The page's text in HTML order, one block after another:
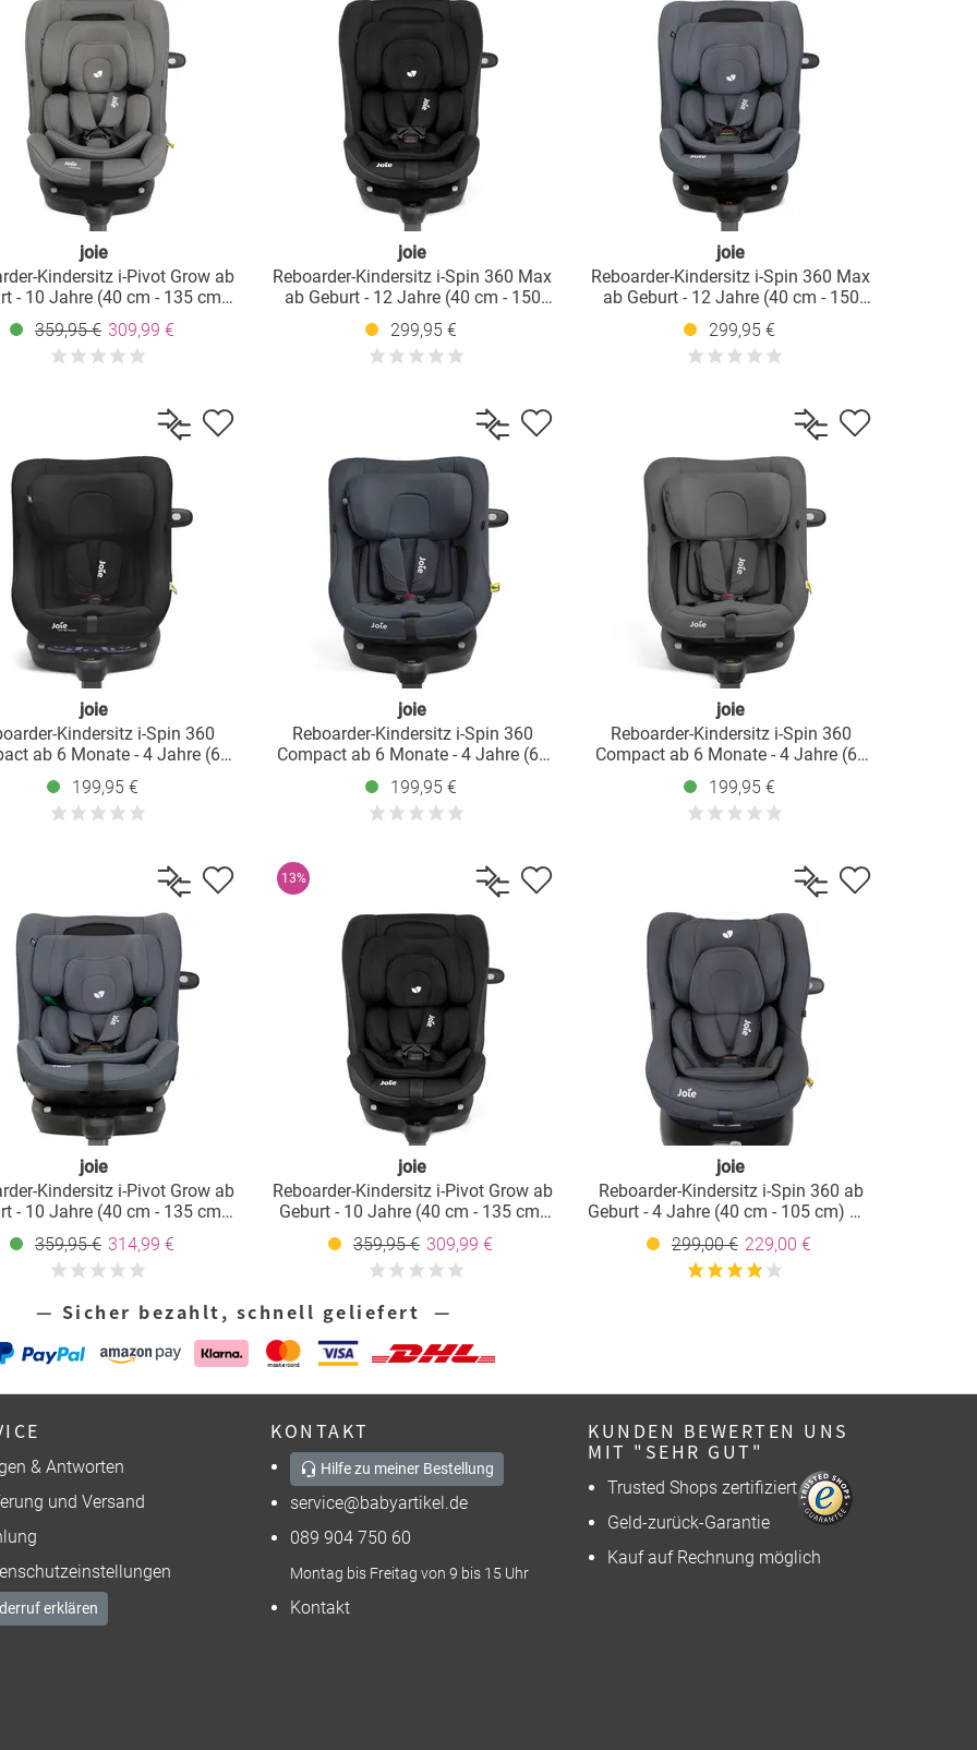
joie
Kindersitz i-Pivot Grow ab
- 10 Jahre (40 cm - 135 cm)
Basis & Sitzverkleinerer -
Thunder
359,95 € 309,99 €
joie
Reboarder-Kindersitz i-Spin 360 Max
ab Geburt - 12 Jahre (40 cm - 150
cm) mit Isofix-Basis & Sitzverkleinerer
- Raven
299,95 €
joie
Reboarder-Kindersitz i-Spin 360 Max
ab Geburt - 12 Jahre (40 cm - 150
cm) mit Isofix-Basis & Sitzverkleinerer
- Moonlight
299,95 €
joie
Kindersitz i-Spin 360
ab 6 Monate - 4 Jahre (61
cm) mit Isofix-Basis - Raven
199,95 €
joie
Reboarder-Kindersitz i-Spin 360
Compact ab 6 Monate - 4 Jahre (61
cm - 105 cm) mit Isofix-Basis -
Lagoon
199,95 €
joie
Reboarder-Kindersitz i-Spin 360
Compact ab 6 Monate - 4 Jahre (61
cm - 105 cm) mit Isofix-Basis -
Thunder
199,95 €
joie
Kindersitz i-Pivot Grow ab
- 10 Jahre (40 cm - 135 cm)
Basis & Sitzverkleinerer -
Moonlight
359,95 € 314,99 €
13%
joie
Reboarder-Kindersitz i-Pivot Grow ab
Geburt - 10 Jahre (40 cm - 135 cm)
mit Isofix-Basis & Sitzverkleinerer -
Shale
359,95 € 309,99 €
joie
Reboarder-Kindersitz i-Spin 360 ab
Geburt - 4 Jahre (40 cm - 105 cm) mit
Isofix-Basis & Sitzverkleinerer -
Moonlight
299,00 € 229,00 €
— Sicher bezahlt, schnell geliefert —
& Antworten
und Versand
erklären
KONTAKT
Hilfe zu meiner Bestellung
service@babyartikel.de
089 904 750 60
Montag bis Freitag von 9 bis 15 Uhr
Kontakt
KUNDEN BEWERTEN UNS
MIT "SEHR GUT"
Trusted Shops zertifiziert
Geld-zurück-Garantie
Kauf auf Rechnung möglich